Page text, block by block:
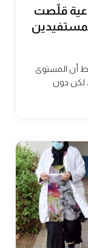
قلّصت
أن المستوى
لكن دون